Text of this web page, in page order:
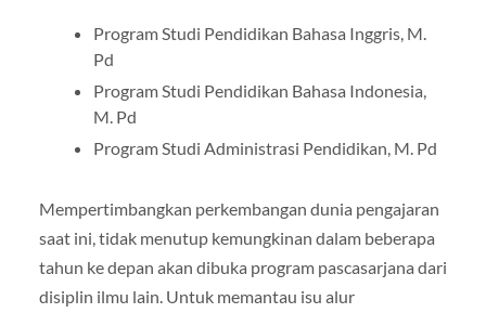
Program Studi Pendidikan Bahasa Inggris, M.
Pd
Program Studi Pendidikan Bahasa Indonesia,
M. Pd
Program Studi Administrasi Pendidikan, M. Pd
Mempertimbangkan perkembangan dunia pengajaran
saat ini, tidak menutup kemungkinan dalam beberapa
tahun ke depan akan dibuka program pascasarjana dari
disiplin ilmu lain. Untuk memantau isu alur